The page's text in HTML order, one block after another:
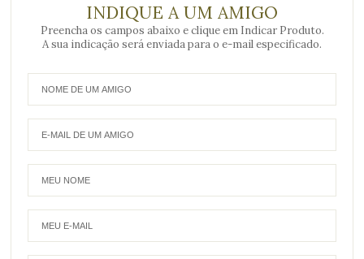
INDIQUE A UM AMIGO
Preencha os campos abaixo e clique em Indicar Produto.
A sua indicação será enviada para o e-mail especificado.